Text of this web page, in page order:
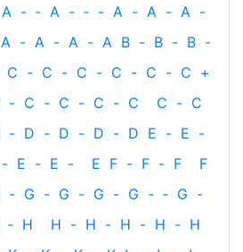
A - ‐ A - ‐ - A - A - A -
A - A - A - A B - B - B -
C - C - C - C - C - C +
- C - C - C - C C - C
- D - D - D - D E - E -
- E - E - E F - F - F
F
- G - G - G - G - ‐ G -
‐ H H - H - H - H - H